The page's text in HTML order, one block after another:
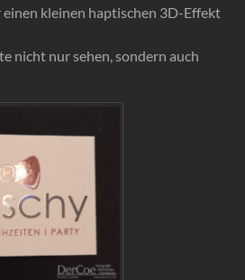
einen kleinen haptischen 3D-Effekt
nicht nur sehen, sondern auch